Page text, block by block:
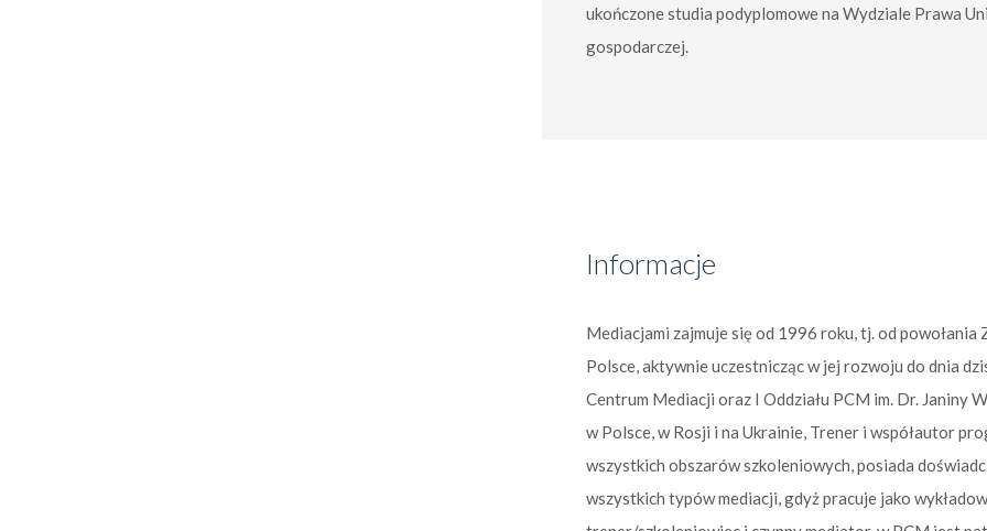
ukończone studia podyplomowe na Wydziale Prawa
gospodarczej.
Informacje
Mediacjami zajmuje się od 1996 roku, tj. od powołania
Polsce, aktywnie uczestnicząc w jej rozwoju do dnia
Centrum Mediacji oraz I Oddziału PCM im. Dr. Janiny
w Polsce, w Rosji i na Ukrainie, Trener i współautor
wszystkich obszarów szkoleniowych, posiada
wszystkich typów mediacji, gdyż pracuje jako